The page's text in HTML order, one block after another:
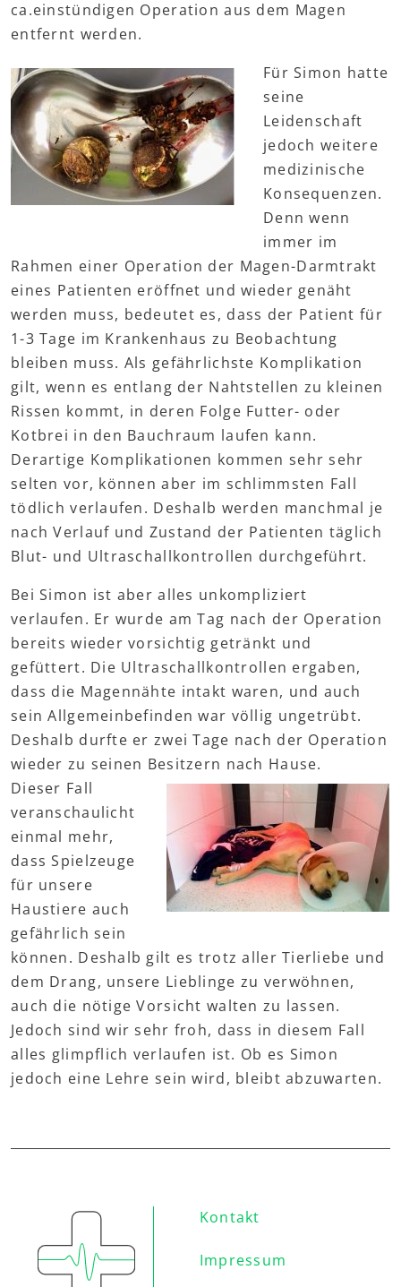
ca.einstündigen Operation aus dem Magen
entfernt werden.
Für Simon hatte
seine
Leidenschaft
jedoch weitere
medizinische
Konsequenzen.
Denn wenn
immer im
Rahmen einer Operation der Magen-Darmtrakt
eines Patienten eröffnet und wieder genäht
werden muss, bedeutet es, dass der Patient für
1-3 Tage im Krankenhaus zu Beobachtung
bleiben muss. Als gefährlichste Komplikation
gilt, wenn es entlang der Nahtstellen zu kleinen
Rissen kommt, in deren Folge Futter- oder
Kotbrei in den Bauchraum laufen kann.
Derartige Komplikationen kommen sehr sehr
selten vor, können aber im schlimmsten Fall
tödlich verlaufen. Deshalb werden manchmal je
nach Verlauf und Zustand der Patienten täglich
Blut- und Ultraschallkontrollen durchgeführt.
Bei Simon ist aber alles unkompliziert
verlaufen. Er wurde am Tag nach der Operation
bereits wieder vorsichtig getränkt und
gefüttert. Die Ultraschallkontrollen ergaben,
dass die Magennähte intakt waren, und auch
sein Allgemeinbefinden war völlig ungetrübt.
Deshalb durfte er zwei Tage nach der Operation
wieder zu seinen Besitzern nach Hause.
Dieser Fall
veranschaulicht
einmal mehr,
dass Spielzeuge
für unsere
Haustiere auch
gefährlich sein
können. Deshalb gilt es trotz aller Tierliebe und
dem Drang, unsere Lieblinge zu verwöhnen,
auch die nötige Vorsicht walten zu lassen.
Jedoch sind wir sehr froh, dass in diesem Fall
alles glimpflich verlaufen ist. Ob es Simon
jedoch eine Lehre sein wird, bleibt abzuwarten.
Kontakt
Impressum